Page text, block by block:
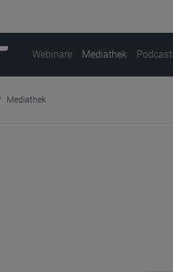
Webinare Mediathek
Mediathek